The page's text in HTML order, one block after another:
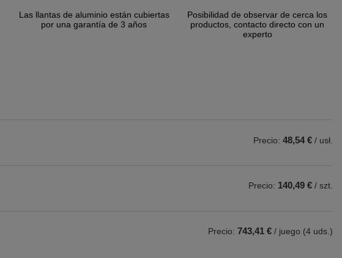
Las llantas de aluminio están cubiertas
por una garantía de 3 años
Posibilidad de observar de cerca los
productos, contacto directo con un
experto
Precio: 48,54 € / usł.
Precio: 140,49 € / szt.
Precio: 743,41 € / juego (4 uds.)